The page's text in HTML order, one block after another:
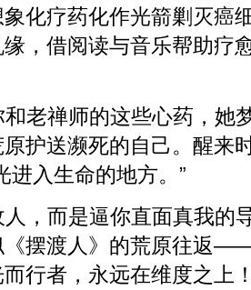
化疗药化作光箭剿灭癌
，借阅读与音乐帮助疗
老禅师的这些心药，她
护送濒死的自己。醒来
进入生命的地方。”
，而是逼你直面真我的
《摆渡人》的荒原往返
行者，永远在维度之上